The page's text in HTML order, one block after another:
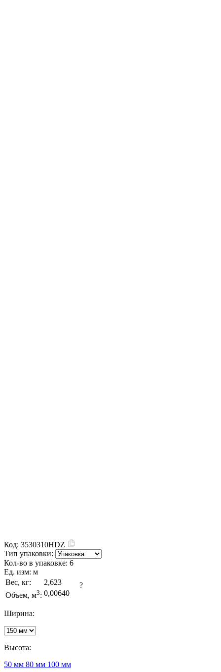
Код: 3530310HDZ
Тип упаковки:
Кол-во в упаковке: 6
Ед. изм: м
Вес, кг:
2,623
Объем, м3: 0,00640
?
Ширина:
Высота:
50 мм 80 мм 100 мм